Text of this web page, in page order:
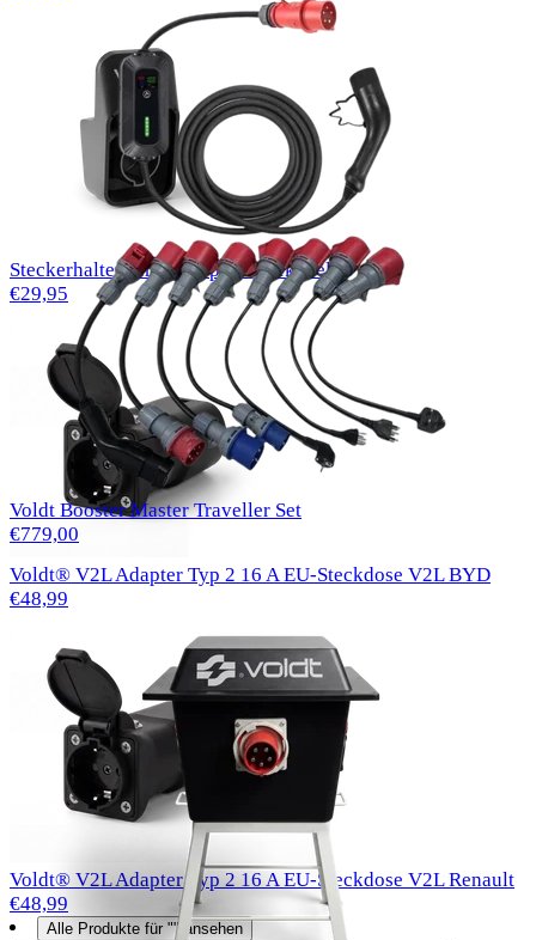
Steckerhalter für EV Typ 1-Ladekabel
€29,95
Voldt® V2L Adapter Typ 2 16 A EU-Steckdose V2L BYD
€48,99
Voldt® V2L Adapter Typ 2 16 A EU-Steckdose V2L Renault
€48,99
Alle Produkte für "" ansehen
Voldt Booster Master Traveller Set
€779,00